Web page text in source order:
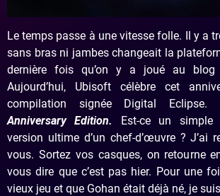
Le temps passe à une vitesse folle. Il y a
sans bras ni jambes changeait la
dernière fois qu’on y a joué au blog
Aujourd’hui, Ubisoft célèbre cet
compilation signée Digital Eclipse.
Anniversary Edition.
Est-ce un
version ultime d’un chef-d’œuvre ? J’ai
vous. Sortez vos casques, on retourne
vous dire que c’est pas hier. Pour une
vieux jeu et que Gohan était déjà né, je